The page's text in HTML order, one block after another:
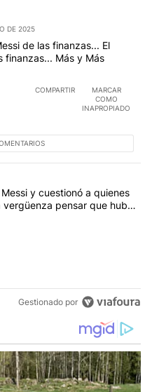
DE 2025
de las finanzas... El
finanzas... Más y Más
COMPARTIR
MARCAR
COMO
INAPROPIADO
más comentarios en los
"Milei despidió a Jorge
y cuestionó a quienes
vergüenza pensar que hubo
"" con 54 comentarios.
Gestionado por